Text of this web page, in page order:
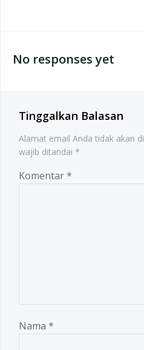
navigation
No responses yet
Tinggalkan Balasan
Alamat email Anda tidak akan
wajib ditandai *
Komentar*
Nama *